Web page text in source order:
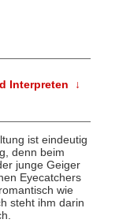
Interpreten ↓
ist eindeutig
denn beim
junge Geiger
Eyecatchers
wie
steht ihm darin